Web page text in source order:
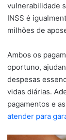
vulnerabilidade
INSS é
milhões de
Ambos os
oportuno,
despesas
vidas diárias.
pagamentos e as
atender para